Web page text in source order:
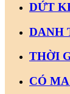
DỨT
DANH
THỜI
CÓ